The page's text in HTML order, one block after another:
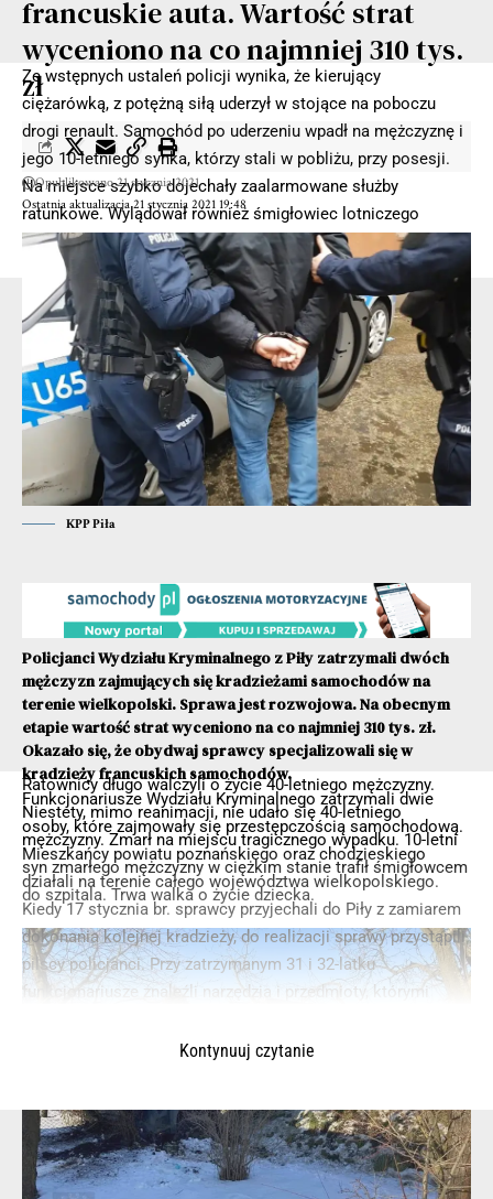
Ze wstępnych ustaleń policji wynika, że kierujący
ciężarówką, z potężną siłą uderzył w stojące na poboczu
drogi renault. Samochód po uderzeniu wpadł na mężczyznę i
jego 10-letniego synka, którzy stali w pobliżu, przy posesji.
Na miejsce szybko dojechały zaalarmowane służby
ratunkowe. Wylądował również śmigłowiec lotniczego
pogotowia ratunkowego.
- Reklama -
Ratownicy długo walczyli o życie 40-letniego mężczyzny.
Niestety, mimo reanimacji, nie udało się 40-letniego
mężczyzny. Zmarł na miejscu tragicznego wypadku. 10-letni
syn zmarłego mężczyzny w ciężkim stanie trafił śmigłowcem
do szpitala. Trwa walka o życie dziecka.
francuskie auta. Wartość strat
wyceniono na co najmniej 310 tys.
zł
Ostatnia aktualizacja 21 stycznia 2021 19:48
Opublikowano 21 stycznia 2021
KPP Piła
Policjanci Wydziału Kryminalnego z Piły zatrzymali dwóch
mężczyzn zajmujących się kradzieżami samochodów na
terenie wielkopolski. Sprawa jest rozwojowa. Na obecnym
etapie wartość strat wyceniono na co najmniej 310 tys. zł.
Okazało się, że obydwaj sprawcy specjalizowali się w
kradzieży francuskich samochodów.
Funkcjonariusze Wydziału Kryminalnego zatrzymali dwie
osoby, które zajmowały się przestępczością samochodową.
Mieszkańcy powiatu poznańskiego oraz chodzieskiego
działali na terenie całego województwa wielkopolskiego.
Kiedy 17 stycznia br. sprawcy przyjechali do Piły z zamiarem
dokonania kolejnej kradzieży, do realizacji sprawy przystąpili
pilscy policjanci. Przy zatrzymanym 31 i 32-latku
funkcjonariusze znaleźli narzędzia i przedmioty, którymi
programator kart pojazdów.Kontynuuj czytanie